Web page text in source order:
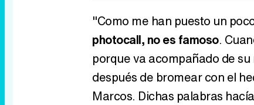
"Como me han puesto un
photocall, no es famoso.
porque va acompañado de
después de bromear con el
Marcos. Dichas palabras